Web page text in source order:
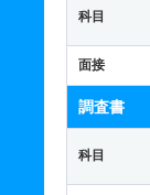
科目
面接
調査書
科目